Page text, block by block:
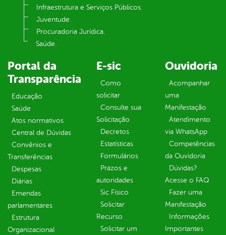
Infraestrutura e Serviços Públicos.
Juventude.
Procuradoria Jurídica.
Saúde.
Portal da
Transparência
Educação
Saúde
Atos normativos
Central de Dúvidas
Convênios e
Transferências
Despesas
Diárias
Emendas
parlamentares
Estrutura
Organizacional
E-sic
Como
solicitar
Consulte sua
Solicitação
Decretos
Estatísticas
Formulários
Prazos e
autoridades
Sic Físico
Solicitar
Recurso
Solicitar um
Ouvidoria
Acompanhar
uma
Manifestação
Atendimento
via WhatsApp
Competências
da Ouvidoria
Dúvidas?
Acesse o FAQ
Fazer uma
Manifestação
Informações
Importantes